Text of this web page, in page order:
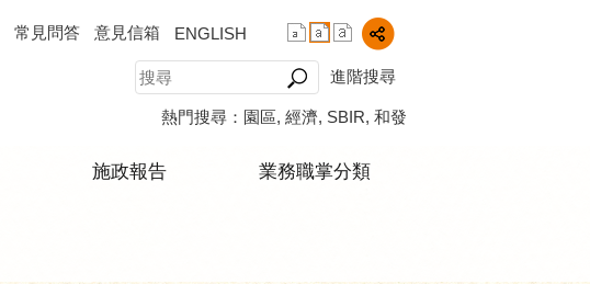
常見問答 意見信箱 ENGLISH
進階搜尋
熱門搜尋： 園區 經濟 SBIR 和發
施政報告 業務職掌分類